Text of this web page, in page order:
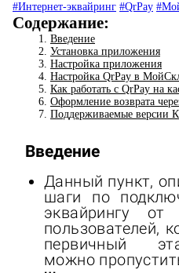
#Интернет-эквайринг #QrPay
Содержание:
Введение
Установка приложения
Настройка приложения
Настройка QrPay в
Как работать с QrPay на
Оформление возврата
Поддерживаемые версии
Введение
Данный пункт,
шаги по
эквайрингу
пользователей,
первичный
можно